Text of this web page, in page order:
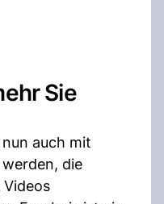
Sie
auch mit
die
Videos